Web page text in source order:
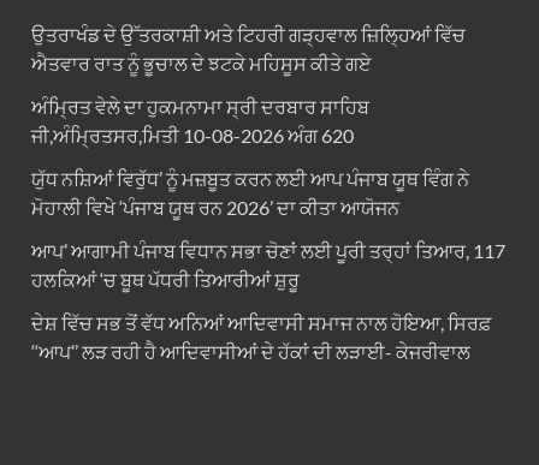
ਉਤਰਾਖੰਡ ਦੇ ਉੱਤਰਕਾਸ਼ੀ ਅਤੇ ਟਿਹਰੀ ਗੜ੍ਹਵਾਲ ਜ਼ਿਲ੍ਹਿਆਂ ਵਿੱਚ
ਐਤਵਾਰ ਰਾਤ ਨੂੰ ਭੂਚਾਲ ਦੇ ਝਟਕੇ ਮਹਿਸੂਸ ਕੀਤੇ ਗਏ
ਅੰਮ੍ਰਿਤ ਵੇਲੇ ਦਾ ਹੁਕਮਨਾਮਾ ਸ੍ਰੀ ਦਰਬਾਰ ਸਾਹਿਬ
ਜੀ,ਅੰਮ੍ਰਿਤਸਰ,ਮਿਤੀ 10-08-2026 ਅੰਗ 620
ਯੁੱਧ ਨਸ਼ਿਆਂ ਵਿਰੁੱਧ’ ਨੂੰ ਮਜ਼ਬੂਤ ਕਰਨ ਲਈ ਆਪ ਪੰਜਾਬ ਯੂਥ ਵਿੰਗ ਨੇ
ਮੋਹਾਲੀ ਵਿਖੇ ‘ਪੰਜਾਬ ਯੂਥ ਰਨ 2026’ ਦਾ ਕੀਤਾ ਆਯੋਜਨ
ਆਪ’ ਆਗਾਮੀ ਪੰਜਾਬ ਵਿਧਾਨ ਸਭਾ ਚੋਣਾਂ ਲਈ ਪੂਰੀ ਤਰ੍ਹਾਂ ਤਿਆਰ, 117
ਹਲਕਿਆਂ ‘ਚ ਬੂਥ ਪੱਧਰੀ ਤਿਆਰੀਆਂ ਸ਼ੁਰੂ
ਦੇਸ਼ ਵਿੱਚ ਸਭ ਤੋਂ ਵੱਧ ਅਨਿਆਂ ਆਦਿਵਾਸੀ ਸਮਾਜ ਨਾਲ ਹੋਇਆ, ਸਿਰਫ਼
‘‘ਆਪ’’ ਲੜ ਰਹੀ ਹੈ ਆਦਿਵਾਸੀਆਂ ਦੇ ਹੱਕਾਂ ਦੀ ਲੜਾਈ- ਕੇਜਰੀਵਾਲ